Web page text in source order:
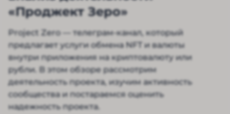
«Проджект Зеро»
Project Zero — телеграм-канал, который
предлагает услуги обмена NFT и валюты
внутри приложения на криптовалюту или
рубли. В этом обзоре рассмотрим
деятельность проекта, изучим активность
сообщества и постараемся оценить
надежность проекта.